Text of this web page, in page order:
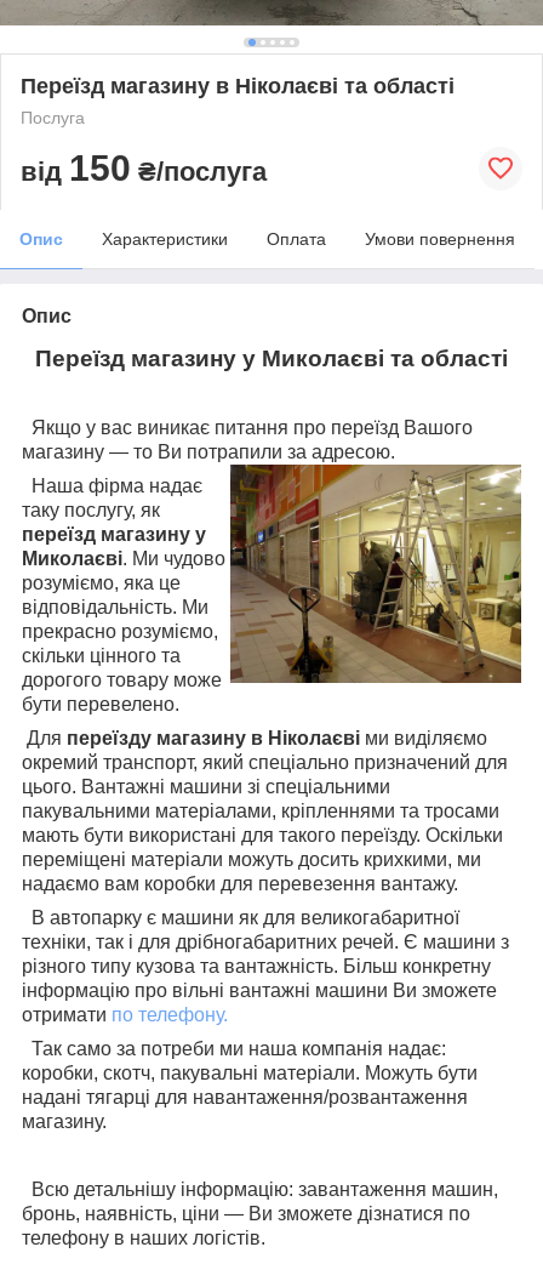
Переїзд магазину в Ніколаєві та області
Послуга
від 150 ₴/послуга
Опис Характеристики Оплата Умови повернення
Опис
Переїзд магазину у Миколаєві та області
Якщо у вас виникає питання про переїзд Вашого
магазину — то Ви потрапили за адресою.
Наша фірма надає
таку послугу, як
переїзд магазину у
Миколаєві. Ми чудово
розуміємо, яка це
відповідальність. Ми
прекрасно розуміємо,
скільки цінного та
дорогого товару може
бути перевелено.
Для переїзду магазину в Ніколаєві ми виділяємо
окремий транспорт, який спеціально призначений для
цього. Вантажні машини зі спеціальними
пакувальними матеріалами, кріпленнями та тросами
мають бути використані для такого переїзду. Оскільки
переміщені матеріали можуть досить крихкими, ми
надаємо вам коробки для перевезення вантажу.
В автопарку є машини як для великогабаритної
техніки, так і для дрібногабаритних речей. Є машини з
різного типу кузова та вантажність. Більш конкретну
інформацію про вільні вантажні машини Ви зможете
отримати по телефону.
Так само за потреби ми наша компанія надає:
коробки, скотч, пакувальні матеріали. Можуть бути
надані тягарці для навантаження/розвантаження
магазину.
Всю детальнішу інформацію: завантаження машин,
бронь, наявність, ціни — Ви зможете дізнатися по
телефону в наших логістів.